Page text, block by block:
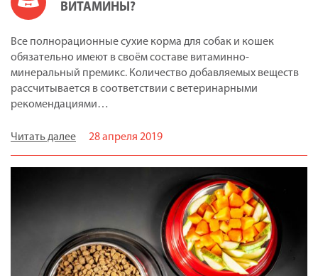
ВИТАМИНЫ?
Все полнорационные сухие корма для собак и кошек
обязательно имеют в своём составе витаминно-
минеральный премикс. Количество добавляемых веществ
рассчитывается в соответствии с ветеринарными
рекомендациями…
Читать далее 28 апреля 2019